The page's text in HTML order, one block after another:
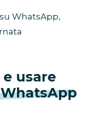
WhatsApp,
usare